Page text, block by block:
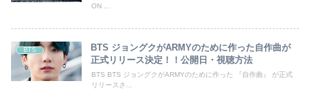
ON ...
BTS
BTS ジョングクがARMYのために作った自作曲が
正式リリース決定！！公開日・視聴方法
BTS BTS ジョングクがARMYのために作った 『自作曲』 が正式
リリースさ...